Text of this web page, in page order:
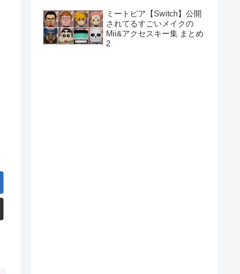
ミートピア【Switch】公開
されてるすごいメイクの
Mii&アクセスキー集 まとめ
2